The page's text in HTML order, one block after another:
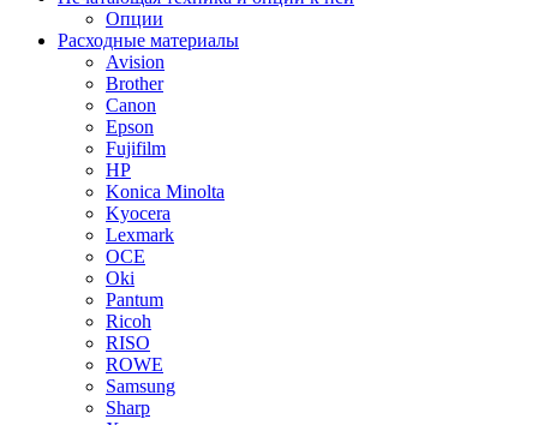
Опции
Расходные материалы
Avision
Brother
Canon
Epson
Fujifilm
HP
Konica Minolta
Kyocera
Lexmark
OCE
Oki
Pantum
Ricoh
RISO
ROWE
Samsung
Sharp